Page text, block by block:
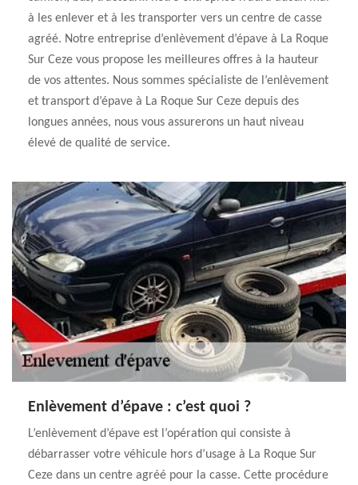
à les enlever et à les transporter vers un centre de casse
agréé. Notre entreprise d’enlèvement d’épave à La Roque
Sur Ceze vous propose les meilleures offres à la hauteur
de vos attentes. Nous sommes spécialiste de l’enlèvement
et transport d’épave à La Roque Sur Ceze depuis des
longues années, nous vous assurerons un haut niveau
élevé de qualité de service.
Enlèvement d’épave : c’est quoi ?
L’enlèvement d’épave est l’opération qui consiste à
débarrasser votre véhicule hors d’usage à La Roque Sur
Ceze dans un centre agréé pour la casse. Cette procédure